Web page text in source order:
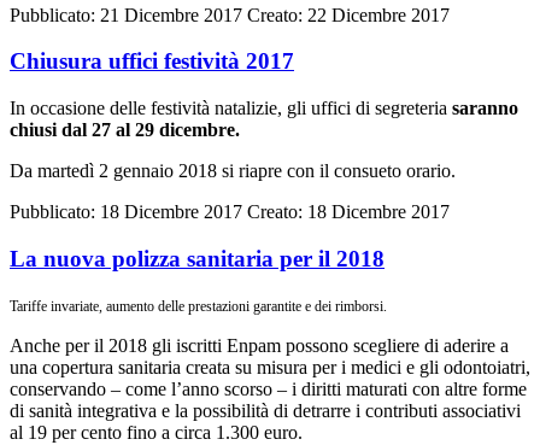
Pubblicato: 21 Dicembre 2017 Creato: 22 Dicembre 2017
Chiusura uffici festività 2017
In occasione delle festività natalizie, gli uffici di segreteria saranno
chiusi dal 27 al 29 dicembre.
Da martedì 2 gennaio 2018 si riapre con il consueto orario.
Pubblicato: 18 Dicembre 2017 Creato: 18 Dicembre 2017
La nuova polizza sanitaria per il 2018
Tariffe invariate, aumento delle prestazioni garantite e dei rimborsi.
Anche per il 2018 gli iscritti Enpam possono scegliere di aderire a
una copertura sanitaria creata su misura per i medici e gli odontoiatri,
conservando – come l’anno scorso – i diritti maturati con altre forme
di sanità integrativa e la possibilità di detrarre i contributi associativi
al 19 per cento fino a circa 1.300 euro.